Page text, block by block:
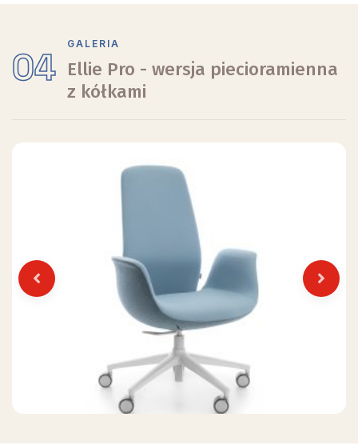
04
GALERIA
Ellie Pro - wersja piecioramienna
z kółkami
Previous Next